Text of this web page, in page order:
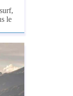
le